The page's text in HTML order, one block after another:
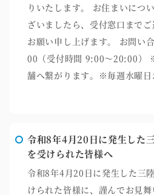
りいたします。 お住まいにつ
ざいましたら、受付窓口まで
お願い申し上げます。 お問い
00（受付時間 9:00～20:00）
舗へ繋がります。※毎週水曜日
令和8年4月20日に発生した
を受けられた皆様へ
令和8年4月20日に発生した三
けられた皆様に、謹んでお見